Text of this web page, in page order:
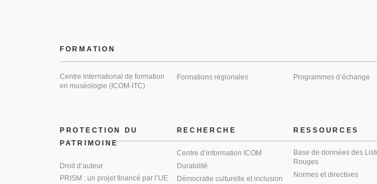
PROTECTION DU
PATRIMOINE
Droit d’auteur
PRISM : un projet financé par l’UE
FORMATION
Centre international de formation
en muséologie (ICOM-ITC)
Formations régionales Programmes d’échange
RECHERCHE
Centre d’information ICOM
Durabilité
Démocratie culturelle et inclusion
RESSOURCES
Base de données des
Rouges
Normes et directives